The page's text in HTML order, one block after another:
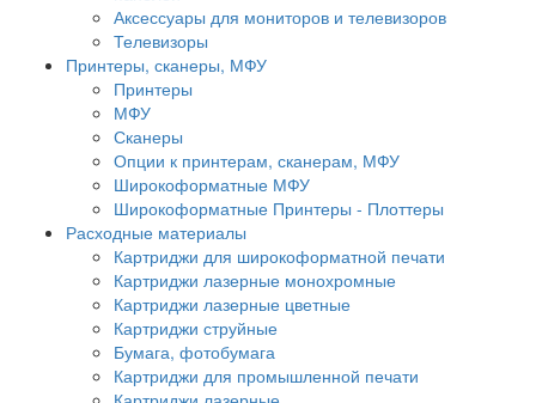
Аксессуары для мониторов и телевизоров
Телевизоры
Принтеры, сканеры, МФУ
Принтеры
МФУ
Сканеры
Опции к принтерам, сканерам, МФУ
Широкоформатные МФУ
Широкоформатные Принтеры - Плоттеры
Расходные материалы
Картриджи для широкоформатной печати
Картриджи лазерные монохромные
Картриджи лазерные цветные
Картриджи струйные
Бумага, фотобумага
Картриджи для промышленной печати